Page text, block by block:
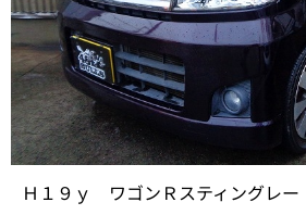
Ｈ１９ｙ ワゴンＲスティングレー